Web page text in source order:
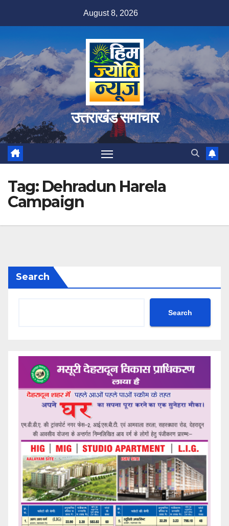
August 8, 2026
उत्तराखंड समाचार
Tag: Dehradun Harela
Campaign
Search
Search